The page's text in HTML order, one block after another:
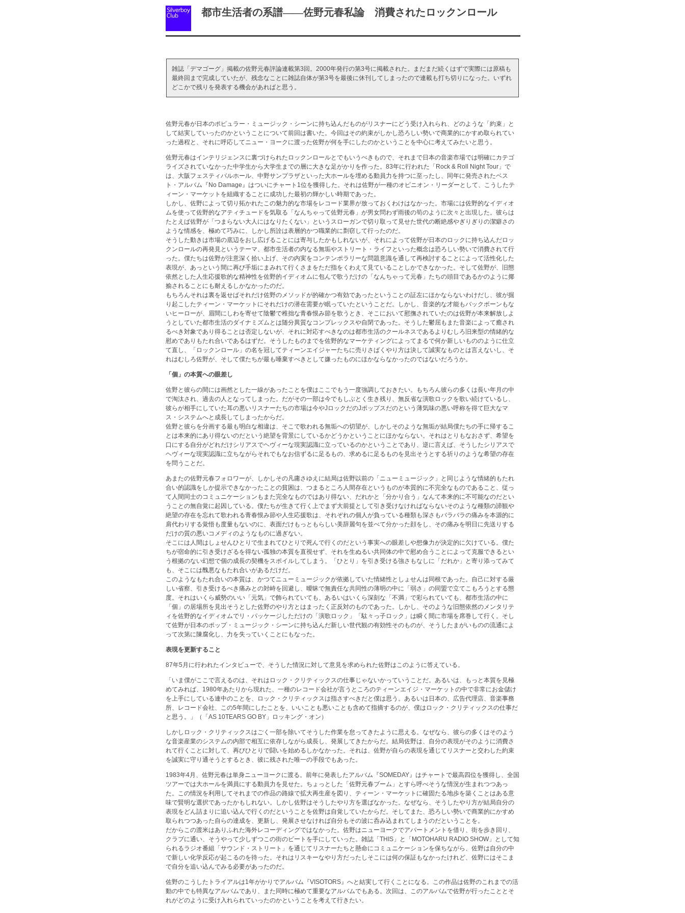
都市生活者の系譜――佐野元春私論 消費されたロックンロール
雑誌「デマゴーグ」掲載の佐野元春評論連載第3回。2000年発行の第3号に掲載された。まだまだ続くはずで実際には原稿も
最終回まで完成していたが、残念なことに雑誌自体が第3号を最後に休刊してしまったので連載も打ち切りになった。いずれ
どこかで残りを発表する機会があればと思う。
佐野元春が日本のポピュラー・ミュージック・シーンに持ち込んだものがリスナーにどう受け入れられ、どのような「約束」と
して結実していったのかということについて前回は書いた。今回はその約束がしかし恐ろしい勢いで商業的にかすめ取られてい
った過程と、それに呼応してニュー・ヨークに渡った佐野が何を手にしたのかということを中心に考えてみたいと思う。
佐野元春はインテリジェンスに裏づけられたロックンロールとでもいうべきもので、それまで日本の音楽市場では明確にカテゴ
ライズされていなかった中学生から大学生までの層に大きな足がかりを作った。83年に行われた「Rock & Roll Night Tour」で
は、大阪フェスティバルホール、中野サンプラザといった大ホールを埋める動員力を持つに至ったし、同年に発売されたベス
ト・アルバム『No Damage』はついにチャート1位を獲得した。それは佐野が一種のオピニオン・リーダーとして、こうしたテ
ィーン・マーケットを組織することに成功した最初の輝かしい時期であった。
しかし、佐野によって切り拓かれたこの魅力的な市場をレコード業界が放っておくわけはなかった。市場には佐野的なイディオ
ムを使って佐野的なアティチュードを気取る「なんちゃって佐野元春」が男女問わず雨後の筍のように次々と出現した。彼らは
たとえば佐野が「つまらない大人にはなりたくない」というスローガンで切り取って見せた世代の断絶感やぎりぎりの潔癖さの
ような情感を、極めて巧みに、しかし所詮は表層的かつ職業的に剽窃して行ったのだ。
そうした動きは市場の底辺をおし広げることには寄与したかもしれないが、それによって佐野が日本のロックに持ち込んだロッ
クンロールの再発見というテーマ、都市生活者の内なる無垢やストリート・ライフといった概念は恐ろしい勢いで消費されて行
った。僕たちは佐野が注意深く拾い上げ、その内実をコンテンポラリーな問題意識を通して再検討することによって活性化した
表現が、あっという間に再び手垢にまみれて行くさまをただ指をくわえて見ていることしかできなかった。そして佐野が、旧態
依然とした人生応援歌的な精神性を佐野的イディオムに包んで歌うだけの「なんちゃって元春」たちの頭目であるかのように揶
揄されることにも耐えるしかなかったのだ。
もちろんそれは裏を返せばそれだけ佐野のメソッドが的確かつ有効であったということの証左にほかならないわけだし、彼が掘
り起こしたティーン・マーケットにそれだけの潜在需要が眠っていたということだ。しかし、音楽的な才能もバックボーンもな
いヒーローが、眉間にしわを寄せて陰鬱で稚拙な青春恨み節を歌うとき、そこにおいて慰撫されていたのは佐野が本来解放しよ
うとしていた都市生活のダイナミズムとは随分異質なコンプレックスや自閉であった。そうした鬱屈もまた音楽によって癒され
るべき対象であり得ることは否定しないが、それに対応すべきなのは都市生活のクールネスであるよりむしろ旧来型の情緒的な
慰めでありもたれ合いであるはずだ。そうしたものまでを佐野的なマーケティングによってまるで何か新しいもののように仕立
て直し、「ロックンロール」の名を冠してティーンエイジャーたちに売りさばくやり方は決して誠実なものとは言えないし、そ
れはむしろ佐野が、そして僕たちが最も唾棄すべきとして嫌ったものにほかならなかったのではないだろうか。
「個」の本質への眼差し
佐野と彼らの間には画然とした一線があったことを僕はここでもう一度強調しておきたい。もちろん彼らの多くは長い年月の中
で淘汰され、過去の人となってしまった。だがその一部は今でもしぶとく生き残り、無反省な演歌ロックを歌い続けているし、
彼らが相手にしていた耳の悪いリスナーたちの市場は今やJロックだのJポップスだのという薄気味の悪い呼称を得て巨大なマ
ス・システムへと成長してしまったからだ。
佐野と彼らを分画する最も明白な相違は、そこで歌われる無垢への切望が、しかしそのような無垢が結局僕たちの手に帰するこ
とは本来的にあり得ないのだという絶望を背景にしているかどうかということにほかならない。それはとりもなおさず、希望を
口にする自分がどれだけシリアスでヘヴィーな現実認識に立っているのかということであり、逆に言えば、そうしたシリアスで
ヘヴィーな現実認識に立ちながらそれでもなお信ずるに足るもの、求めるに足るものを見出そうとする祈りのような希望の存在
を問うことだ。
あまたの佐野元春フォロワーが、しかしその凡庸さゆえに結局は佐野以前の「ニューミュージック」と同じような情緒的もたれ
合い的認識をしか提示できなかったことの貧困は、つまるところ人間存在というものが本質的に不完全なものであること、従っ
て人間同士のコミュニケーションもまた完全なものではあり得ない、だれかと「分かり合う」なんて本来的に不可能なのだとい
うことの無自覚に起因している。僕たちが生きて行く上でまず大前提として引き受けなければならないそのような種類の諦観や
絶望の存在を忘れて歌われる青春恨み節や人生応援歌は、それぞれの個人が負っている種類も深さもバラバラの痛みを本源的に
肩代わりする覚悟も度量もないのに、表面だけもっともらしい美辞麗句を並べて分かった顔をし、その痛みを明日に先送りする
だけの質の悪いコメディのようなものに過ぎない。
そこには人間はしょせんひとりで生まれてひとりで死んで行くのだという事実への眼差しや想像力が決定的に欠けている。僕た
ちが宿命的に引き受けざるを得ない孤独の本質を直視せず、それを生ぬるい共同体の中で慰め合うことによって克服できるとい
う根拠のない幻想で個の成長の契機をスポイルしてしまう。「ひとり」を引き受ける強さもなしに「だれか」と寄り添ってみて
も、そこには醜悪なもたれ合いがあるだけだ。
このようなもたれ合いの本質は、かつてニューミュージックが依拠していた情緒性としょせんは同根であった。自己に対する厳
しい省察、引き受けるべき痛みとの対峙を回避し、曖昧で無責任な共同性の薄明の中に「弱さ」の同盟で立てこもろうとする態
度。それはいくら威勢のいい「元気」で飾られていても、あるいはいくら深刻な「不満」で彩られていても、都市生活の中に
「個」の居場所を見出そうとした佐野のやり方とはまったく正反対のものであった。しかし、そのような旧態依然のメンタリテ
ィを佐野的なイディオムでリ・パッケージしただけの「演歌ロック」「駄々っ子ロック」は瞬く間に市場を席巻して行く。そし
て佐野が日本のポップ・ミュージック・シーンに持ち込んだ新しい世代観の有効性そのものが、そうしたまがいものの流通によ
って次第に陳腐化し、力を失っていくことにもなった。
表現を更新すること
87年5月に行われたインタビューで、そうした情況に対して意見を求められた佐野はこのように答えている。
「いま僕がここで言えるのは、それはロック・クリティックスの仕事じゃないかっていうことだ。あるいは、もっと本質を見極
めてみれば、1980年あたりから現れた、一種のレコード会社が言うところのティーンエイジ・マーケットの中で非常にお金儲け
を上手にしている連中のことを、ロック・クリティックスは指さすべきだと僕は思う。あるいは日本の、広告代理店、音楽事務
所、レコード会社、この5年間にしたことを、いいことも悪いことも含めて指摘するのが、僕はロック・クリティックスの仕事だ
と思う。」（「AS 10TEARS GO BY」ロッキング・オン）
しかしロック・クリティックスはごく一部を除いてそうした作業を怠ってきたように思える。なぜなら、彼らの多くはそのよう
な音楽産業のシステムの内部で相互に依存しながら成長し、発展してきたからだ。結局佐野は、自分の表現がそのように消費さ
れて行くことに対して、再びひとりで闘いを始めるしかなかった。それは、佐野が自らの表現を通じてリスナーと交わした約束
を誠実に守り通そうとするとき、彼に残された唯一の手段でもあった。
1983年4月、佐野元春は単身ニューヨークに渡る。前年に発表したアルバム『SOMEDAY』はチャートで最高四位を獲得し、全国
ツアーでは大ホールを満員にする動員力を見せた。ちょっとした「佐野元春ブーム」とすら呼べそうな情況が生まれつつあっ
た。この情況を利用してそれまでの作品の路線で拡大再生産を図り、ティーン・マーケットに確固たる地歩を築くことはある意
味で賢明な選択であったかもしれない。しかし佐野はそうしたやり方を選ばなかった。なぜなら、そうしたやり方が結局自分の
表現をどん詰まりに追い込んで行くのだということを佐野は自覚していたからだ。そしてまた、恐ろしい勢いで商業的にかすめ
取られつつあった自らの達成を、更新し、発展させなければ自分もその波に呑み込まれてしまうのだということを。
だからこの渡米はありふれた海外レコーディングではなかった。佐野はニューヨークでアパートメントを借り、街を歩き回り、
クラブに通い、そうやって少しずつこの街のビートを手にしていった。雑誌「THIS」と「MOTOHARU RADIO SHOW」として知
られるラジオ番組「サウンド・ストリート」を通じてリスナーたちと懸命にコミュニケーションを保ちながら、佐野は自分の中
で新しい化学反応が起こるのを待った。それはリスキーなやり方だったしそこには何の保証もなかったけれど、佐野にはそこま
で自分を追い込んでみる必要があったのだ。
佐野のこうしたトライアルは1年がかりでアルバム『VISOTORS』へと結実して行くことになる。この作品は佐野のこれまでの活
動の中でも特異なアルバムであり、また同時に極めて重要なアルバムでもある。次回は、このアルバムで佐野が行ったこととそ
れがどのように受け入れられていったのかということを考えて行きたい。